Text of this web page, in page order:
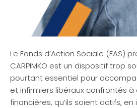
Le Fonds d’Action Sociale (FAS)
CARPIMKO est un dispositif trop
pourtant essentiel pour
et infirmiers libéraux confrontés
financières, qu’ils soient actifs,